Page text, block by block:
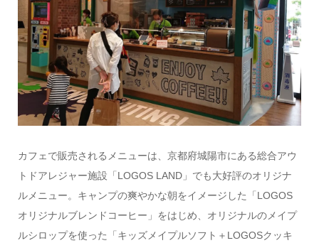
カフェで販売されるメニューは、京都府城陽市にある総合アウ
トドアレジャー施設「LOGOS LAND」でも大好評のオリジナ
ルメニュー。キャンプの爽やかな朝をイメージした「LOGOS
オリジナルブレンドコーヒー」をはじめ、オリジナルのメイプ
ルシロップを使った「キッズメイプルソフト＋LOGOSクッキ